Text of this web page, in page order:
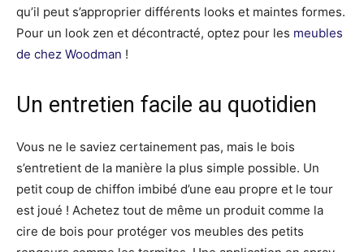
qu’il peut s’approprier différents looks et maintes formes.
Pour un look zen et décontracté, optez pour les meubles
de chez Woodman !
Un entretien facile au quotidien
Vous ne le saviez certainement pas, mais le bois
s’entretient de la manière la plus simple possible. Un
petit coup de chiffon imbibé d’une eau propre et le tour
est joué ! Achetez tout de même un produit comme la
cire de bois pour protéger vos meubles des petits